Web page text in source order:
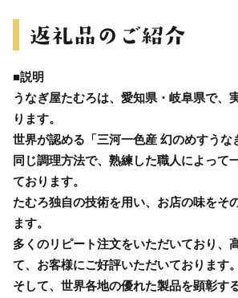
■説明
うなぎ屋たむろは、愛知県・岐阜県で、
ります。
世界が認める「三河一色産 幻のめすうな
同じ調理方法で、熟練した職人によって
ております。
たむろ独自の技術を用い、お店の味をそ
ます。
多くのリピート注文をいただいており、
て、お客様にご好評いただいております。
そして、世界各地の優れた製品を顕彰す